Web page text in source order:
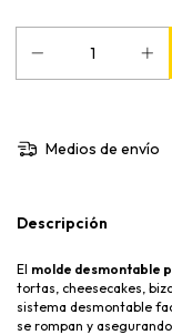
Medios de envío
Descripción
El molde desmontable
tortas, cheesecakes,
sistema desmontable
se rompan y